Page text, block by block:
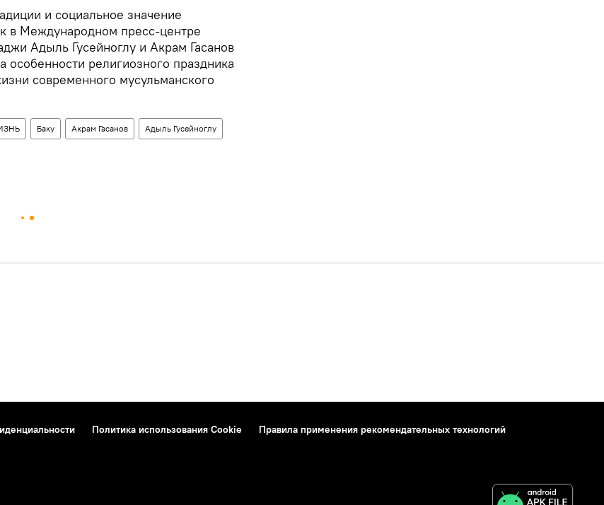
и социальное значение
в Международном пресс-центре
Адыль Гусейноглу и Акрам Гасанов
особенности религиозного праздника
современного мусульманского
Баку Акрам Гасанов Адыль Гусейноглу
Политика использования Cookie
Правила применения рекомендательных технологий